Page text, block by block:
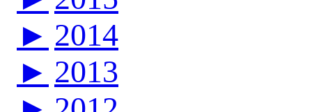
► 2014
► 2013